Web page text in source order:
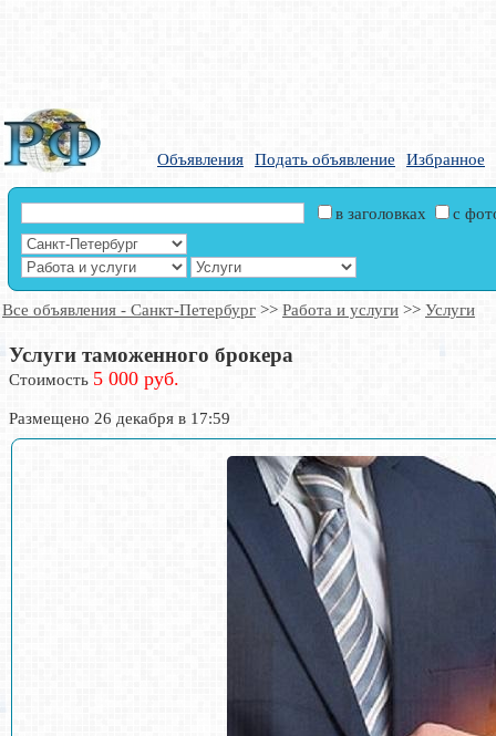
Объявления Подать объявление Избранное
в заголовках с
Все объявления - Санкт-Петербург >> Работа и услуги >> Услуги
Услуги таможенного брокера
Стоимость 5 000 руб.
Размещено 26 декабря в 17:59